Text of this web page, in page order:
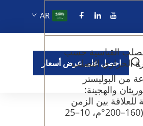
AR
احصل على عرض أسعار
القياسية حسب
الحراري التصلب
من البوليستر
والهجينة:
للعلاقة بين الزمن
ودرجة الحرارة (160–200°م، 10–25